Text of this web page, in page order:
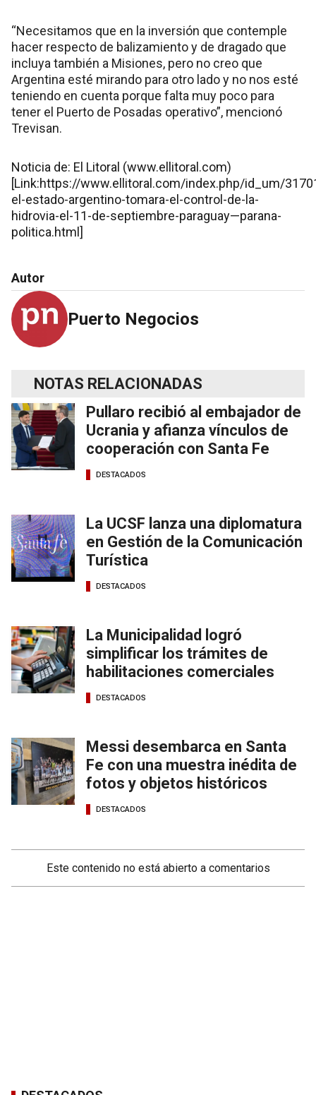
“Necesitamos que en la inversión que contemple
hacer respecto de balizamiento y de dragado que
incluya también a Misiones, pero no creo que
Argentina esté mirando para otro lado y no nos esté
teniendo en cuenta porque falta muy poco para
tener el Puerto de Posadas operativo”, mencionó
Trevisan.
Noticia de: El Litoral (www.ellitoral.com)
[Link:https://www.ellitoral.com/index.php/id_um/
el-estado-argentino-tomara-el-control-de-la-
hidrovia-el-11-de-septiembre-paraguay—parana-
politica.html]
Autor
Puerto Negocios
NOTAS RELACIONADAS
Pullaro recibió al embajador de
Ucrania y afianza vínculos de
cooperación con Santa Fe
DESTACADOS
La UCSF lanza una diplomatura
en Gestión de la Comunicación
Turística
DESTACADOS
La Municipalidad logró
simplificar los trámites de
habilitaciones comerciales
DESTACADOS
Messi desembarca en Santa
Fe con una muestra inédita de
fotos y objetos históricos
DESTACADOS
Este contenido no está abierto a comentarios